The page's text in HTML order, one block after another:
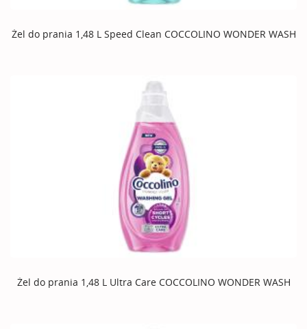
Żel do prania 1,48 L Speed Clean COCCOLINO WONDER WASH
Żel do prania 1,48 L Ultra Care COCCOLINO WONDER WASH